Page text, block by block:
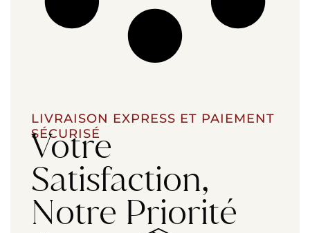
LIVRAISON EXPRESS ET PAIEMENT
SÉCURISÉ
Votre
Satisfaction,
Notre Priorité